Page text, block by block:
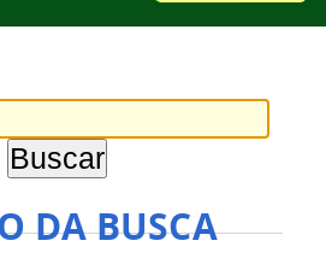
DA BUSCA